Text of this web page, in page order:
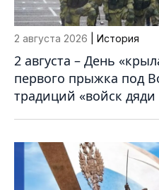
2 августа 2026 | История
2 августа – День
первого прыжка под
традиций «войск дяди